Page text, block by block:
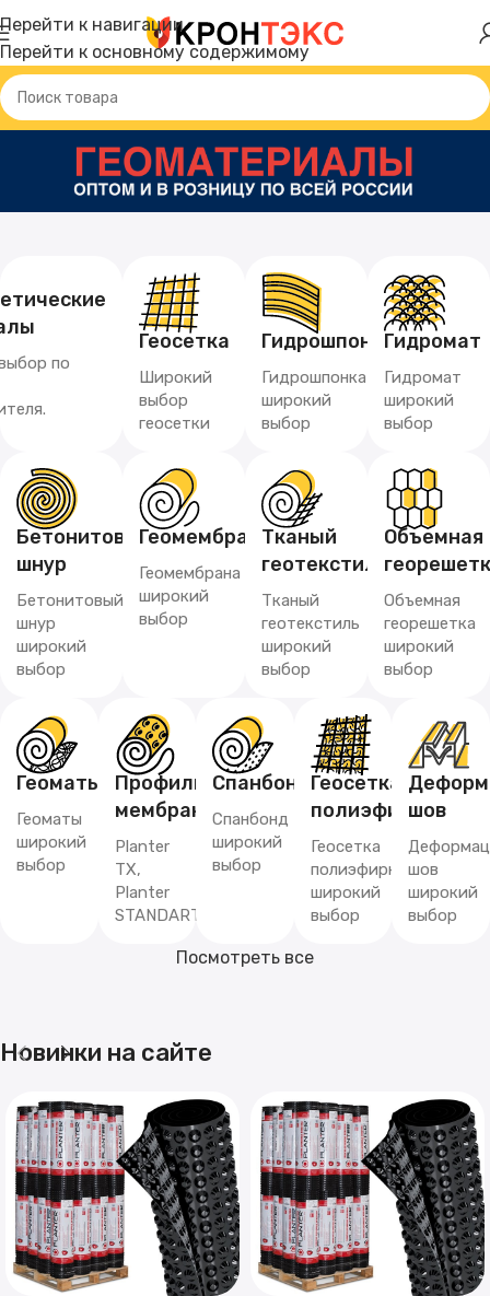
Перейти к навигации
Перейти к основному содержимому
по
Геосетка
Широкий
выбор
геосетки
Гидрошпонка
Гидрошпонка
широкий
выбор
Гидромат
Гидромат
широкий
выбор
Бетонитовый
шнур
Бетонитовый
шнур
широкий
выбор
Геомембрана
Геомембрана
широкий
выбор
Тканый
геотекстиль
Тканый
геотекстиль
широкий
выбор
Объемная
Объемная
георешетка
широкий
выбор
Геоматы
Геоматы
широкий
выбор
Профилированная
мембрана
Planter
TX,
Planter
STANDART
Спанбонд
Спанбонд
широкий
выбор
Геосетка
полиэфирная
Геосетка
полиэфирная
широкий
выбор
шов
шов
широкий
выбор
Посмотреть все
Новинки на сайте